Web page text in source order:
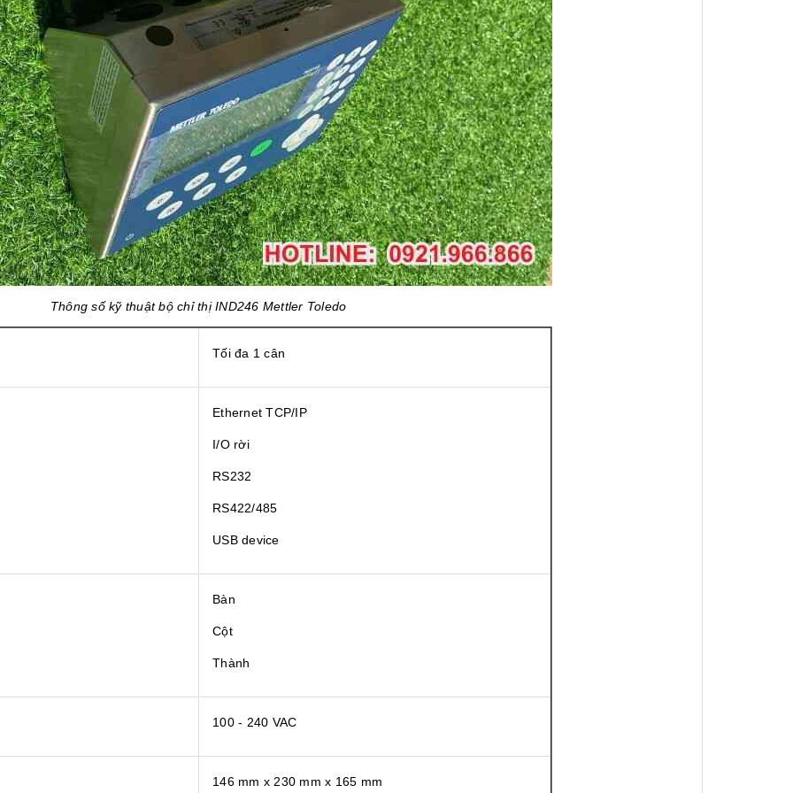
Thông số kỹ thuật bộ chỉ thị IND246 Mettler Toledo
Tối đa 1 cân
Ethernet TCP/IP
I/O rời
RS232
RS422/485
USB device
Bàn
Cột
Thành
100 - 240 VAC
146 mm x 230 mm x 165 mm